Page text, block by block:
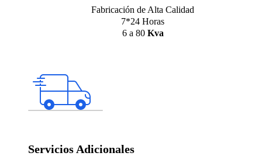
Fabricación de Alta Calidad
7*24 Horas
6 a 80 Kva
Servicios Adicionales